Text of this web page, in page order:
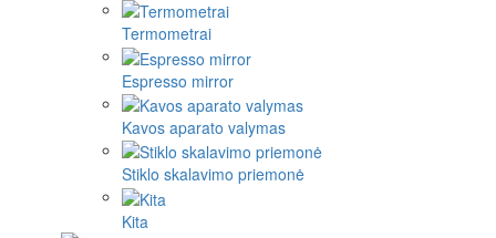
Termometrai
Espresso mirror
Kavos aparato valymas
Stiklo skalavimo priemonė
Kita